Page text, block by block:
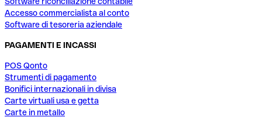
Accesso commercialista al conto
Software di tesoreria aziendale
PAGAMENTI E INCASSI
POS Qonto
Strumenti di pagamento
Bonifici internazionali in divisa
Carte virtuali usa e getta
Carte in metallo